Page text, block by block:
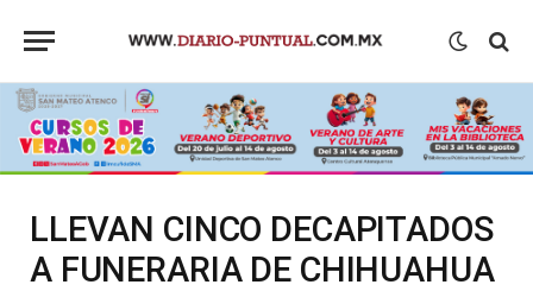
LLEVAN CINCO DECAPITADOS
A FUNERARIA DE CHIHUAHUA